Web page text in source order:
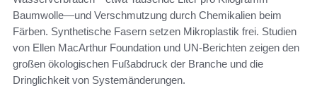
Baumwolle—und Verschmutzung durch Chemikalien beim
Färben. Synthetische Fasern setzen Mikroplastik frei. Studien
von Ellen MacArthur Foundation und UN-Berichten zeigen den
großen ökologischen Fußabdruck der Branche und die
Dringlichkeit von Systemänderungen.